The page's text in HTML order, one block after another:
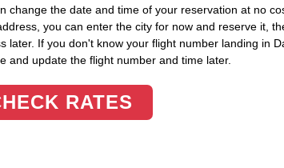
change the date and time of your reservation at no
you can enter the city for now and reserve it,
later. If you don't know your flight number landing in
and update the flight number and time later.
RATES